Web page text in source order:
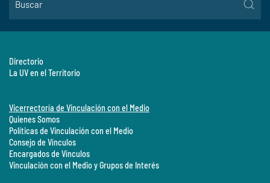
Directorio
La UV en el Territorio
Vicerrectoría de Vinculación con el Medio
Quienes Somos
Políticas de Vinculación con el Medio
Consejo de Vínculos
Encargados de Vínculos
Vinculación con el Medio y Grupos de Interés